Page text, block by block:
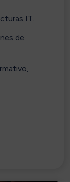
IT.
de